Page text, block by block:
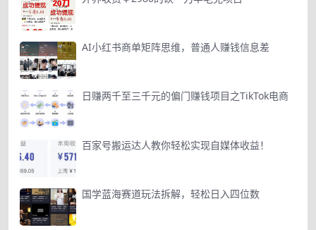
AI小红书商单矩阵思维，普通人赚钱信息差
日赚两千至三千元的偏门赚钱项目之TikTok电商
百家号搬运达人教你轻松实现自媒体收益！
国学蓝海赛道玩法拆解，轻松日入四位数